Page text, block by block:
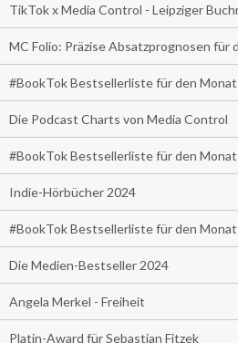
TikTok x Media Control - Leipziger
MC Folio: Präzise Absatzprognosen für
#BookTok Bestsellerliste für den Monat
Die Podcast Charts von Media Control
#BookTok Bestsellerliste für den Monat
Indie-Hörbücher 2024
#BookTok Bestsellerliste für den
Die Medien-Bestseller 2024
Angela Merkel - Freiheit
Platin-Award für Sebastian Fitzek